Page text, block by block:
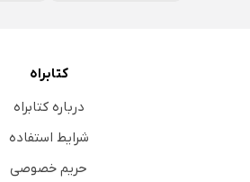
کتابراه
درباره کتابراه
شرایط استفاده
حریم خصوصی